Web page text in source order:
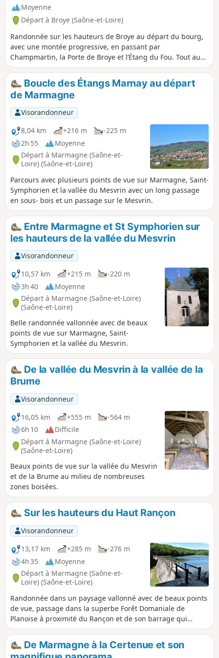
Moyenne
Départ à Broye (Saône-et-Loire)
Randonnée sur les hauteurs de Broye au départ du bourg,
avec une montée progressive, en passant par
Champmartin, la Porte de Broye et l’Étang du Fou. Tout au
long du parcours, vous profiterez du couvert des arbres et
d'une végétation variée.
Boucle des Étangs Marnay au départ
de Marmagne
Visorandonneur
8,04 km
+216 m
-225 m
2h 55
Moyenne
Départ à Marmagne (Saône-et-
Loire) (Saône-et-Loire)
Parcours avec plusieurs points de vue sur Marmagne, Saint-
Symphorien et la vallée du Mesvrin avec un long passage
en sous- bois et un passage sur le Mesvrin.
Entre Marmagne et St Symphorien sur
les hauteurs de la vallée du Mesvrin
Visorandonneur
10,57 km
+215 m
-220 m
3h 40
Moyenne
Départ à Marmagne (Saône-et-Loire)
(Saône-et-Loire)
Belle randonnée vallonnée avec de beaux
points de vue sur Marmagne, Saint-
Symphorien et la vallée du Mesvrin.
De la vallée du Mesvrin à la vallée de la
Brume
Visorandonneur
16,05 km
+555 m
-564 m
6h 10
Difficile
Départ à Marmagne (Saône-et-Loire)
(Saône-et-Loire)
Beaux points de vue sur la vallée du Mesvrin
et de la Brume au milieu de nombreuses
zones boisées.
Sur les hauteurs du Haut Rançon
Visorandonneur
13,17 km
+285 m
-276 m
4h 35
Moyenne
Départ à Marmagne (Saône-et-
Loire) (Saône-et-Loire)
Randonnée dans un paysage vallonné avec de beaux points
de vue, passage dans la superbe Forêt Domaniale de
Planoise à proximité du Rançon et de son barrage qui
alimente en eau Le Creusot.
De Marmagne à la Certenue et son